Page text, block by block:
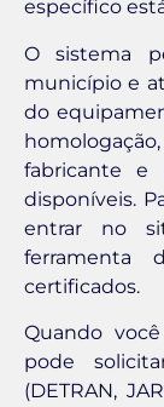
específico
O sistema
município e
do
fabricante e
disponíveis.
entrar no
ferramenta
certificados.
Quando
pode
(DETRAN,